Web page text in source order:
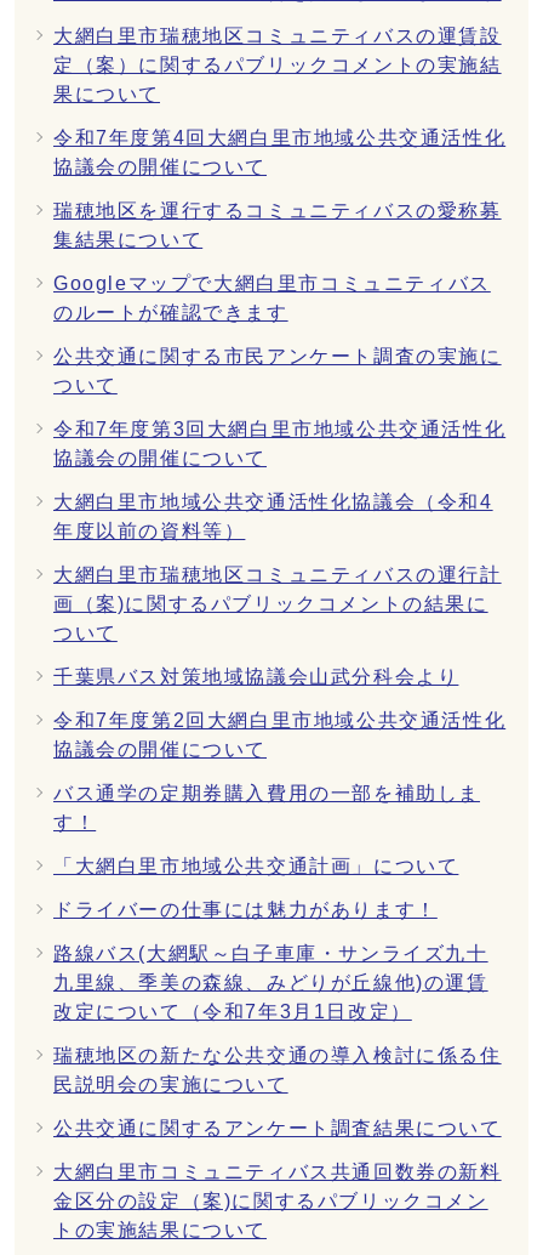
大網白里市瑞穂地区コミュニティバスの運賃設
定（案）に関するパブリックコメントの実施結
果について
令和7年度第4回大網白里市地域公共交通活性化
協議会の開催について
瑞穂地区を運行するコミュニティバスの愛称募
集結果について
Googleマップで大網白里市コミュニティバス
のルートが確認できます
公共交通に関する市民アンケート調査の実施に
ついて
令和7年度第3回大網白里市地域公共交通活性化
協議会の開催について
大網白里市地域公共交通活性化協議会（令和4
年度以前の資料等）
大網白里市瑞穂地区コミュニティバスの運行計
画（案)に関するパブリックコメントの結果に
ついて
千葉県バス対策地域協議会山武分科会より
令和7年度第2回大網白里市地域公共交通活性化
協議会の開催について
バス通学の定期券購入費用の一部を補助しま
す！
「大網白里市地域公共交通計画」について
ドライバーの仕事には魅力があります！
路線バス(大網駅～白子車庫・サンライズ九十
九里線、季美の森線、みどりが丘線他)の運賃
改定について（令和7年3月1日改定）
瑞穂地区の新たな公共交通の導入検討に係る住
民説明会の実施について
公共交通に関するアンケート調査結果について
大網白里市コミュニティバス共通回数券の新料
金区分の設定（案)に関するパブリックコメン
トの実施結果について